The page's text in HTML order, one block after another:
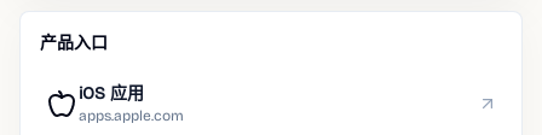
产品入口
iOS 应用
apps.apple.com